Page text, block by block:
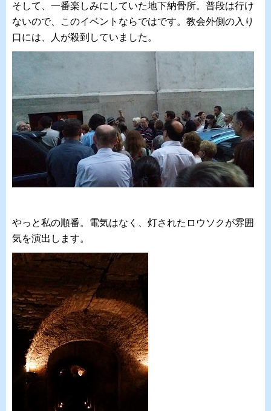
そして、一番楽しみにしていた地下納骨所。普段は行け
ないので、このイベントならではです。教会外側の入り
口には、人が殺到していました。
やっと私の順番。電気はなく、灯されたロウソクが雰囲
気を演出します。